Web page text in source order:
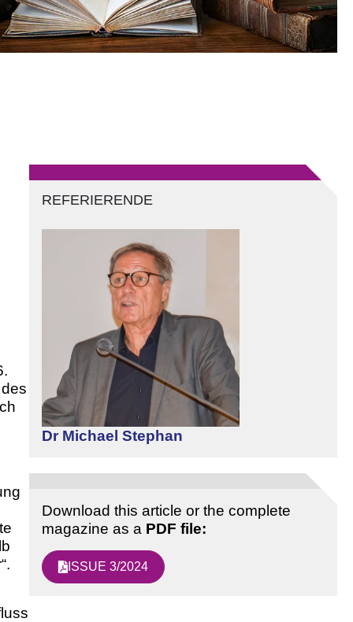
REFERIERENDE
Dr Michael Stephan
Download this article or the complete
magazine as a PDF file:
ISSUE 3/2024